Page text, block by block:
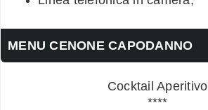
MENU CENONE CAPODANNO
Cocktail Aperitivo
****